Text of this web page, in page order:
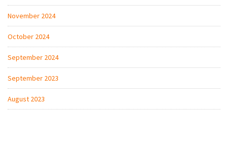
November 2024
October 2024
September 2024
September 2023
August 2023